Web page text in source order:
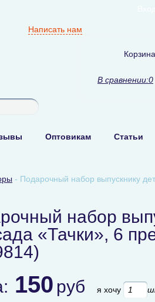
Написать нам
В сравнении:0
Оптовикам Статьи
- Подарочный набор выпускнику
набор
«Тачки», 6
150 руб я хочу